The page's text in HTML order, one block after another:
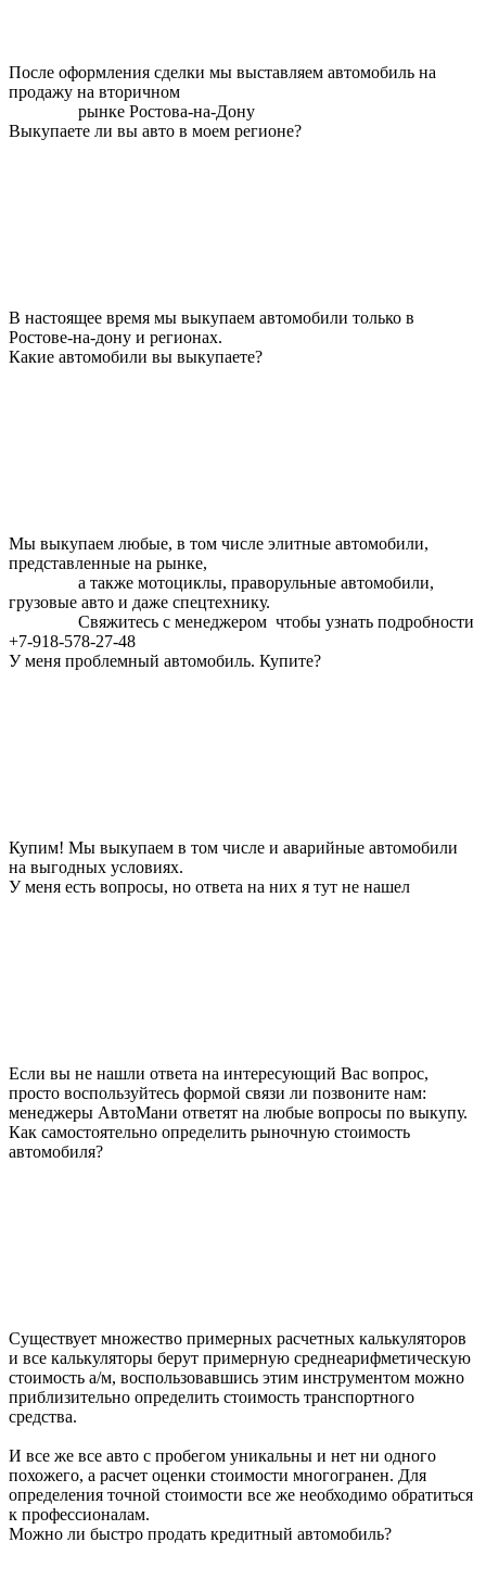
После оформления сделки мы выставляем автомобиль на
продажу на вторичном
рынке Ростова-на-Дону
Выкупаете ли вы авто в моем регионе?
В настоящее время мы выкупаем автомобили только в
Ростове-на-дону и регионах.
Какие автомобили вы выкупаете?
Мы выкупаем любые, в том числе элитные автомобили,
представленные на рынке,
а также мотоциклы, праворульные автомобили,
грузовые авто и даже спецтехнику.
Свяжитесь с менеджером чтобы узнать подробности
+7-918-578-27-48
У меня проблемный автомобиль. Купите?
Купим! Мы выкупаем в том числе и аварийные автомобили
на выгодных условиях.
У меня есть вопросы, но ответа на них я тут не нашел
Если вы не нашли ответа на интересующий Вас вопрос,
просто воспользуйтесь формой связи ли позвоните нам:
менеджеры АвтоМани ответят на любые вопросы по выкупу.
Как самостоятельно определить рыночную стоимость
автомобиля?
Существует множество примерных расчетных калькуляторов
и все калькуляторы берут примерную среднеарифметическую
стоимость а/м, воспользовавшись этим инструментом можно
приблизительно определить стоимость транспортного
средства.
И все же все авто с пробегом уникальны и нет ни одного
похожего, а расчет оценки стоимости многогранен. Для
определения точной стоимости все же необходимо обратиться
к профессионалам.
Можно ли быстро продать кредитный автомобиль?